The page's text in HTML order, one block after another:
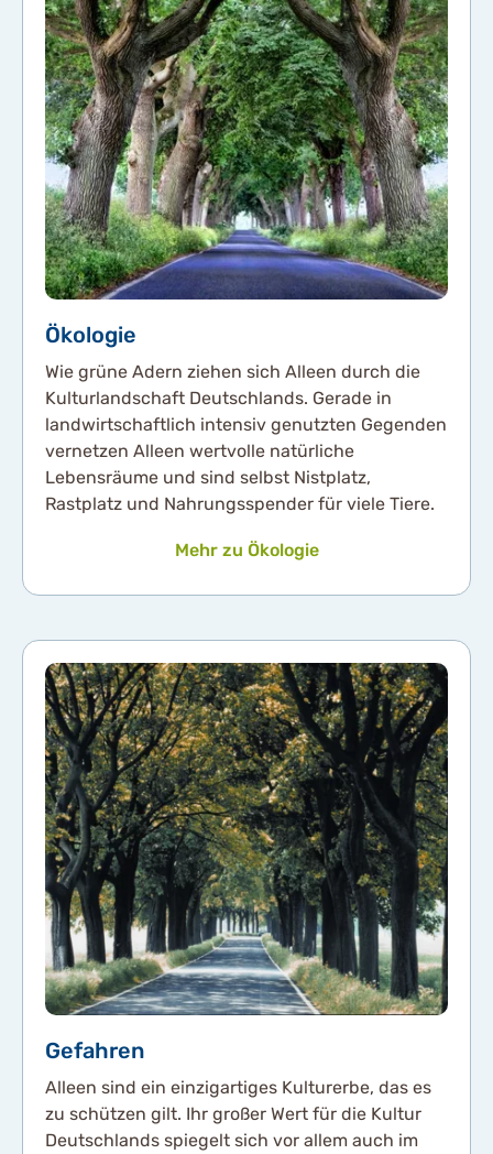
Ökologie
Wie grüne Adern ziehen sich Alleen durch die
Kulturlandschaft Deutschlands. Gerade in
landwirtschaftlich intensiv genutzten Gegenden
vernetzen Alleen wertvolle natürliche
Lebensräume und sind selbst Nistplatz,
Rastplatz und Nahrungsspender für viele Tiere.
Mehr zu Ökologie
Gefahren
Alleen sind ein einzigartiges Kulturerbe, das es
zu schützen gilt. Ihr großer Wert für die Kultur
Deutschlands spiegelt sich vor allem auch im